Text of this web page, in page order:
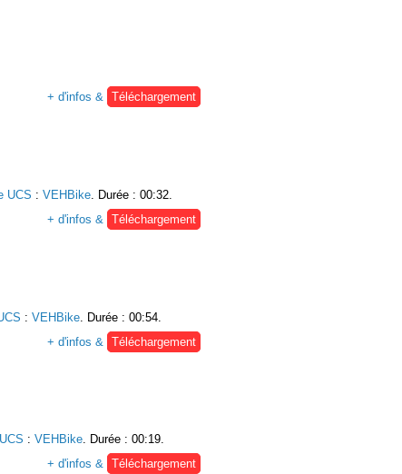
+ d'infos &
Téléchargement
UCS : VEHBike . Durée : 00:32.
+ d'infos &
Téléchargement
: VEHBike . Durée : 00:54.
+ d'infos &
Téléchargement
: VEHBike. Durée : 00:19.
+ d'infos & Téléchargement